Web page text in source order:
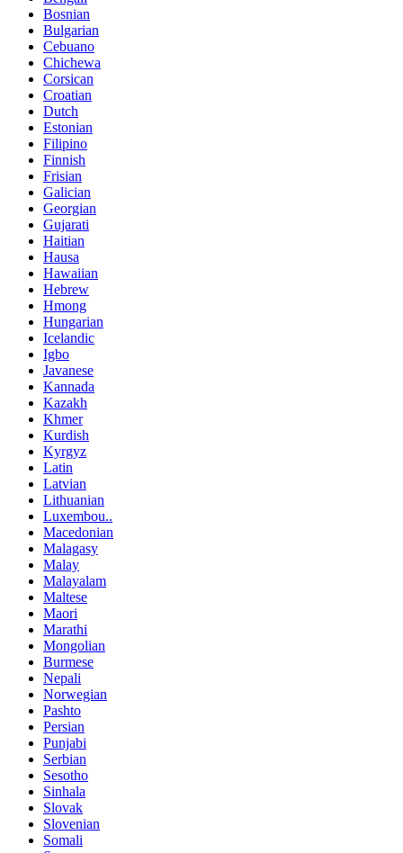
Bosnian
Bulgarian
Cebuano
Chichewa
Corsican
Croatian
Dutch
Estonian
Filipino
Finnish
Frisian
Galician
Georgian
Gujarati
Haitian
Hausa
Hawaiian
Hebrew
Hmong
Hungarian
Icelandic
Igbo
Javanese
Kannada
Kazakh
Khmer
Kurdish
Kyrgyz
Latin
Latvian
Lithuanian
Luxembou..
Macedonian
Malagasy
Malay
Malayalam
Maltese
Maori
Marathi
Mongolian
Burmese
Nepali
Norwegian
Pashto
Persian
Punjabi
Serbian
Sesotho
Sinhala
Slovak
Slovenian
Somali